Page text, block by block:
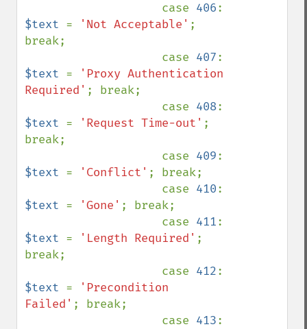
                    case
406
$text = 'Not Acceptable' ;
break;
                    case
407
$text =
'Proxy Authentication
Required' ; break;
                    case
408
$text = 'Request Time-out' ;
break;
                    case
409
$text = 'Conflict' ; break;
                    case
410
$text = 'Gone' ; break;
                    case
411
$text = 'Length Required' ;
break;
                    case
412
$text =
'Precondition
Failed' ; break;
                    case
413